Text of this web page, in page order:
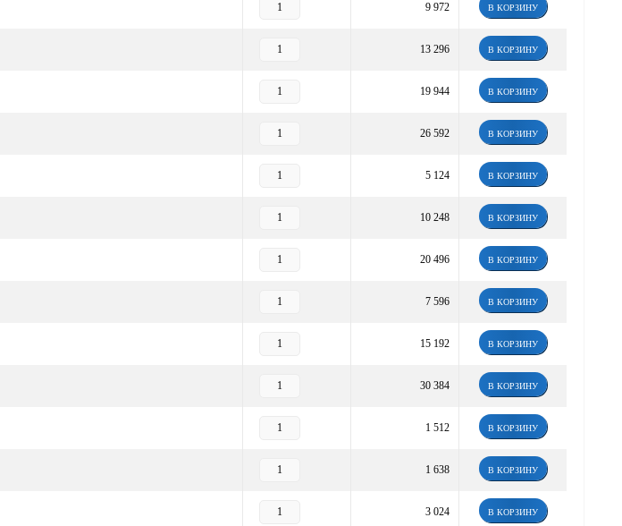
9 972 В КОРЗИНУ
13 296 В КОРЗИНУ
19 944 В КОРЗИНУ
26 592 В КОРЗИНУ
5 124 В КОРЗИНУ
10 248 В КОРЗИНУ
20 496 В КОРЗИНУ
7 596 В КОРЗИНУ
15 192 В КОРЗИНУ
30 384 В КОРЗИНУ
1 512 В КОРЗИНУ
1 638 В КОРЗИНУ
3 024 В КОРЗИНУ